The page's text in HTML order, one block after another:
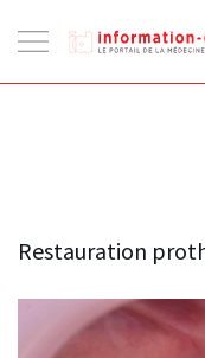
la
Restauration